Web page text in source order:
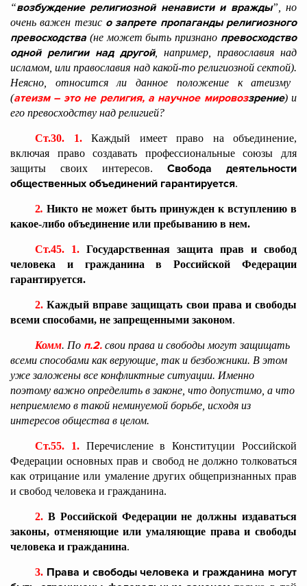
“возбуждение религиозной ненависти и вражды”, но
очень важен тезис о запрете пропаганды религиозного
превосходства (не может быть признано превосходство
одной религии над другой, например, православия над
исламом, или православия над какой-то религиозной сектой).
Неясно, относится ли данное положение к атеизму
(атеизм – это не религия, а научное мировоззрение) и
его превосходству над религией?
Ст.30. 1.
Каждый имеет право на объединение,
включая право создавать профессиональные союзы для
защиты своих интересов. Свобода деятельности
общественных объединений гарантируется.
2. Никто не может быть принужден к вступлению в
какое-либо объединение или пребыванию в нем.
Ст.45. 1. Государственная защита прав и свобод
человека и гражданина в Российской Федерации
гарантируется.
2. Каждый вправе защищать свои права и свободы
всеми способами, не запрещенными законом.
Комм. По п.2. свои права и свободы могут защищать
всеми способами как верующие, так и безбожники. В этом
уже заложены все конфликтные ситуации. Именно
поэтому важно определить в законе, что допустимо, а что
неприемлемо в такой неминуемой борьбе, исходя из
интересов общества в целом.
Ст.55. 1. Перечисление в Конституции Российской
Федерации основных прав и свобод не должно толковаться
как отрицание или умаление других общепризнанных прав
и свобод человека и гражданина.
2. В Российской Федерации не должны издаваться
законы, отменяющие или умаляющие права и свободы
человека и гражданина.
3. Права и свободы человека и гражданина могут